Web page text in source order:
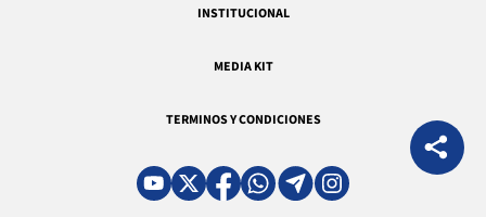
INSTITUCIONAL
MEDIA KIT
TERMINOS Y CONDICIONES